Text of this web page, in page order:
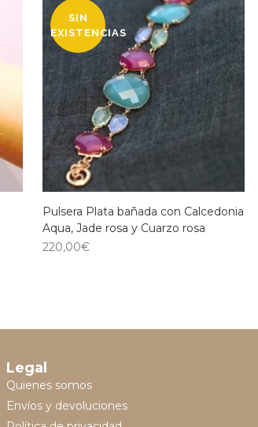
SIN
EXISTENCIAS
Pulsera Plata bañada con Calcedonia
Aqua, Jade rosa y Cuarzo rosa
220,00€
Legal
Quienes somos
Envíos y devoluciones